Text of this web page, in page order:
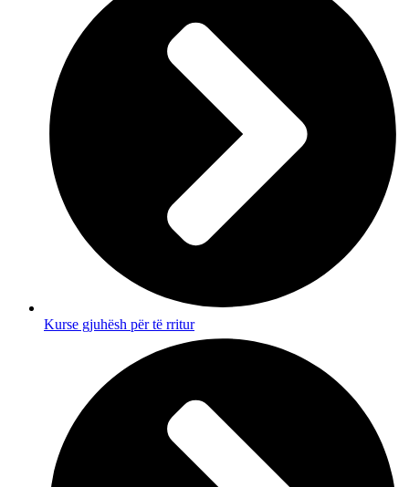
Kurse gjuhësh për të rritur